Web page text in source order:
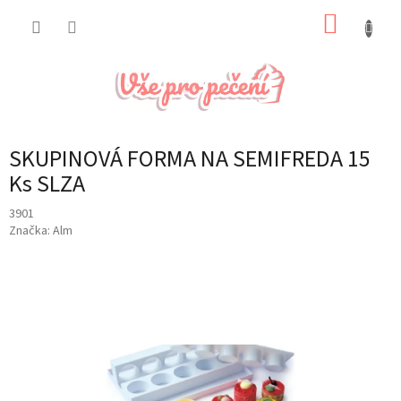
SKUPINOVÁ FORMA NA SEMIFREDA 15
Ks SLZA
3901
Značka: Alm